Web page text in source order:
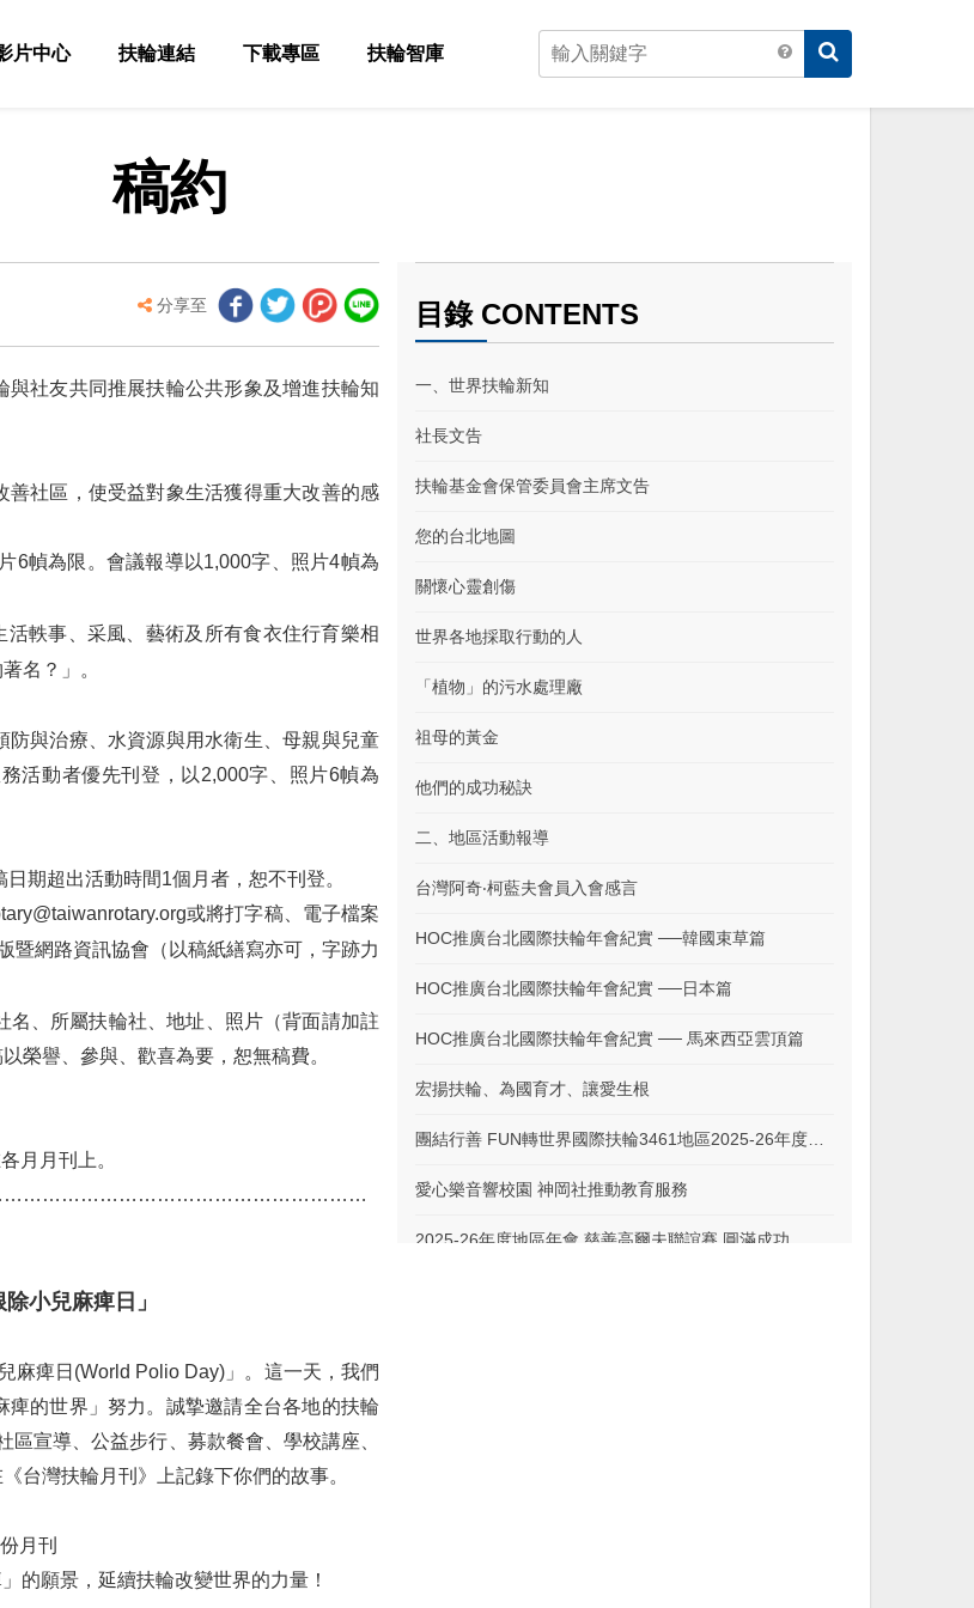
片中心 扶輪連結 下載專區 扶輪智庫
稿約
目錄 CONTENTS
一、世界扶輪新知
社長文告
扶輪基金會保管委員會主席文告
您的台北地圖
關懷心靈創傷
世界各地採取行動的人
「植物」的污水處理廠
祖母的黃金
他們的成功秘訣
二、地區活動報導
台灣阿奇‧柯藍夫會員入會感言
HOC推廣台北國際扶輪年會紀實 ──韓國束草篇
HOC推廣台北國際扶輪年會紀實 ──日本篇
HOC推廣台北國際扶輪年會紀實 ── 馬來西亞雲頂篇
宏揚扶輪、為國育才、讓愛生根
愛心樂音響校園 神岡社推動教育服務
2025-26年度地區年會 慈善高爾夫聯誼賽 圓滿成功
分享至
社友共同推展扶輪公共形象及增進扶輪知
社區，使受益對象生活獲得重大改善的感
6幀為限。會議報導以1,000字、照片4幀為
軼事、采風、藝術及所有食衣住行育樂相
名？」。
與治療、水資源與用水衛生、母親與兒童
活動者優先刊登，以2,000字、照片6幀為
期超出活動時間1個月者，恕不刊登。
或將打字稿、電子檔案
暨網路資訊協會（以稿紙繕寫亦可，字跡力
、所屬扶輪社、地址、照片（背面請加註
榮譽、參與、歡喜為要，恕無稿費。
月月刊上。
… … … … … … … … … … … … … … … … … … …
小兒麻痺日」
麻痺日(World Polio Day)」。這一天，我們
的世界」努力。誠摯邀請全台各地的扶輪
宣導、公益步行、募款餐會、學校講座、
台灣扶輪月刊》上記錄下你們的故事。
月刊
的願景，延續扶輪改變世界的力量！